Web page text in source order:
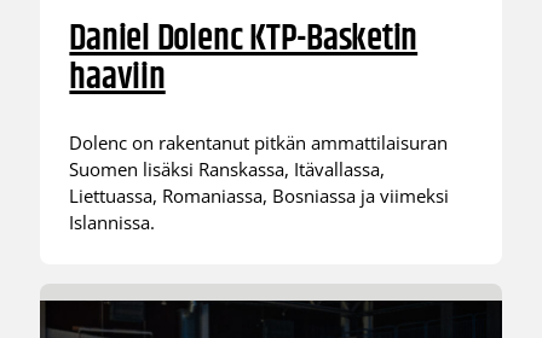
Daniel Dolenc KTP-Basketin
haaviin
Dolenc on rakentanut pitkän ammattilaisuran
Suomen lisäksi Ranskassa, Itävallassa,
Liettuassa, Romaniassa, Bosniassa ja viimeksi
Islannissa.